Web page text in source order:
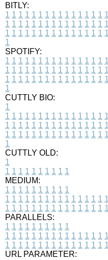
BITLY:
1 1 1 1 1 1 1 1 1 1 1 1 1 1 1 1
1 1 1 1 1 1 1 1 1 1 1 1 1 1 1 1
1 1 1 1 1 1 1 1 1 1 1 1 1 1 1 1
1
SPOTIFY:
1 1 1 1 1 1 1 1 1 1 1 1 1 1 1 1
1 1 1 1 1 1 1 1 1 1 1 1 1 1 1 1
1 1 1 1 1 1 1 1 1 1 1 1 1 1 1 1
1
CUTTLY BIO:
1
1 1 1 1 1 1 1 1 1 1 1 1 1 1 1 1
1 1 1 1 1 1 1 1 1 1 1 1 1 1 1 1
1 1 1 1 1 1 1 1 1 1 1 1 1 1 1 1
1
CUTTLY OLD:
1
1 1 1 1 1 1 1 1 1 1
MEDIUM:
1 1 1 1 1 1 1 1 1 1
1 1 1 1 1 1 1 1 1 1 1 1 1 1 1 1
1 1 1 1 1 1 1 1 1 1 1 1 1 1 1 1
PARALLELS:
1 1 1 1 1 1 1 1 1 1
1 1 1 1 1 1 1 1 1 1 1 1 1 1 1 1
1 1 1 1 1 1 1 1 1 1 1 1 1 1 1 1
URL PARAMETER: